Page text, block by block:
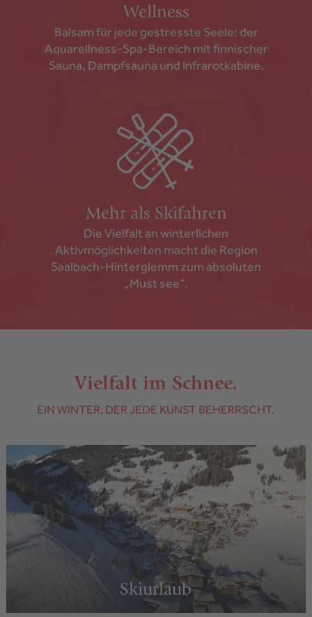
Wellness
Balsam für jede gestresste Seele: der
Aquarellness-Spa-Bereich mit finnischer
Sauna, Dampfsauna und Infrarotkabine.
Mehr als Skifahren
Die Vielfalt an winterlichen
Aktivmöglichkeiten macht die Region
Saalbach-Hinterglemm zum absoluten
„Must see“.
Vielfalt im Schnee.
EIN WINTER, DER JEDE KUNST BEHERRSCHT.
Skiurlaub